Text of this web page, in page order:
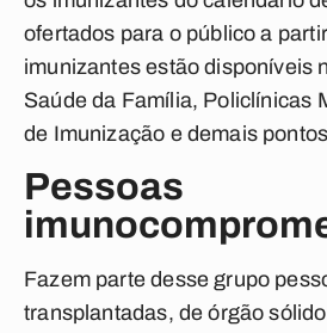
ofertados para o público a
imunizantes estão disponíveis
Saúde da Família, Policlínicas
de Imunização e demais
Pessoas
Fazem parte desse grupo
transplantadas, de órgão